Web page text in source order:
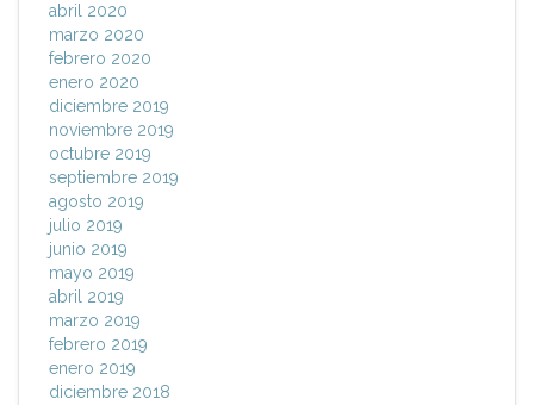
abril 2020
marzo 2020
febrero 2020
enero 2020
diciembre 2019
noviembre 2019
octubre 2019
septiembre 2019
agosto 2019
julio 2019
junio 2019
mayo 2019
abril 2019
marzo 2019
febrero 2019
enero 2019
diciembre 2018